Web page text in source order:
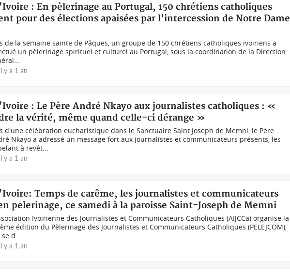
: En pèlerinage au Portugal, 150 chrétiens catholiques
pour des élections apaisées par l'intercession de Notre Dame
de la semaine sainte de Pâques, un groupe de 150 chrétiens catholiques ivoiriens a
un pèlerinage spirituel et culturel au Portugal, sous la coordination de la Direction
il y a 1 an
: Le Père André Nkayo aux journalistes catholiques : «
la vérité, même quand celle-ci dérange »
d'une célébration eucharistique dans le Sanctuaire Saint Joseph de Memni, le Père
Nkayo a adressé un message fort aux journalistes et communicateurs présents, les
à revêt...
il y a 1 an
Temps de carême, les journalistes et communicateurs
pelerinage, ce samedi à la paroisse Saint-Joseph de Memni
Ivoirienne des Journalistes et Communicateurs Catholiques (AIJCCa) organise la
édition du Pèlerinage des Journalistes et Communicateurs Catholiques (PELEJCOM),
d...
il y a 1 an